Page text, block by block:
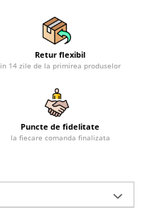
Retur flexibil
in 14 zile de la primirea produselor
Puncte de fidelitate
la fiecare comanda finalizata